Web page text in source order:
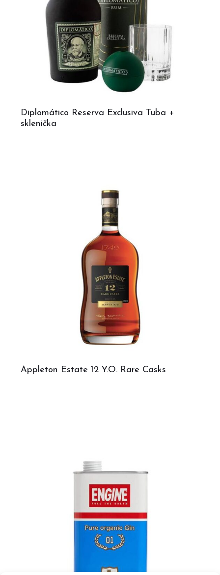
Diplomático Reserva Exclusiva Tuba +
sklenička
Appleton Estate 12 Y.O. Rare Casks